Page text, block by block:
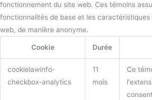
fonctionnement du site web. Ces témoins
fonctionnalités de base et les
web, de manière anonyme.
Cookie Durée
cookielawinfo-
checkbox-analytics
11
mois
Ce